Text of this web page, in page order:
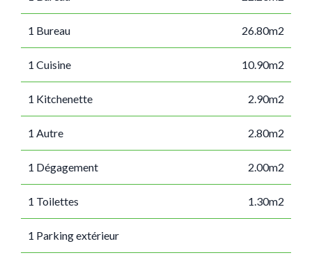
1 Bureau 26.80m2
1 Cuisine 10.90m2
1 Kitchenette 2.90m2
1 Autre 2.80m2
1 Dégagement 2.00m2
1 Toilettes 1.30m2
1 Parking extérieur